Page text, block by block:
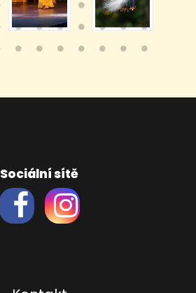
Sociální sítě